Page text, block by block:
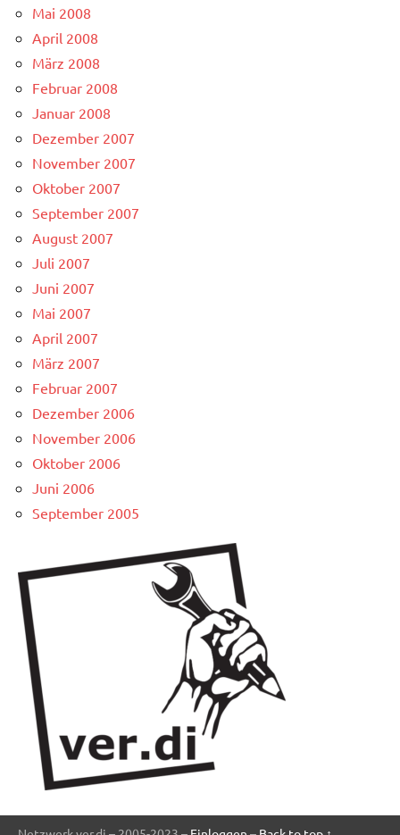
Mai 2008
April 2008
März 2008
Februar 2008
Januar 2008
Dezember 2007
November 2007
Oktober 2007
September 2007
August 2007
Juli 2007
Juni 2007
Mai 2007
April 2007
März 2007
Februar 2007
Dezember 2006
November 2006
Oktober 2006
Juni 2006
September 2005